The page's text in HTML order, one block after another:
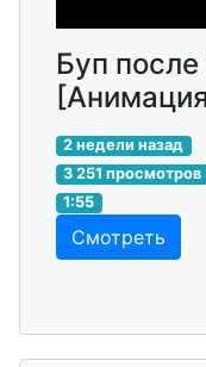
Буп
2 недели назад
3 251 просмотров
1:55
Смотреть